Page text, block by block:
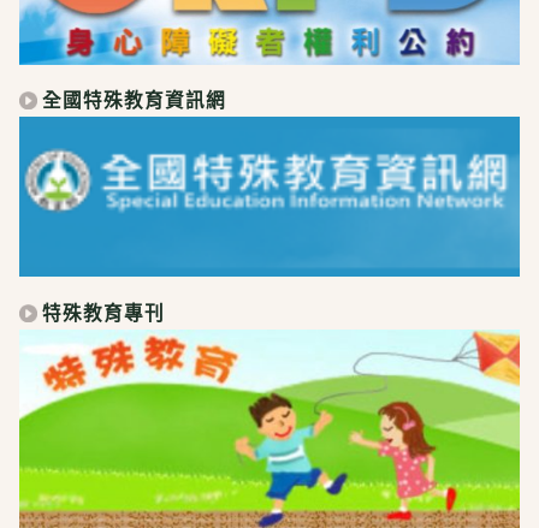
全國特殊教育資訊網
特殊教育專刊